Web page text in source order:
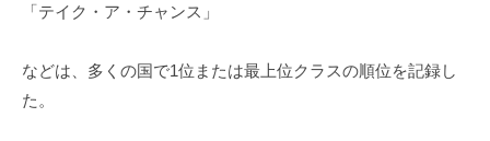
「テイク・ア・チャンス」
などは、多くの国で1位または最上位クラスの順位を記録し
た。